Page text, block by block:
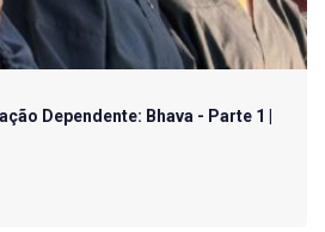
Dependente: Bhava - Parte 1 |